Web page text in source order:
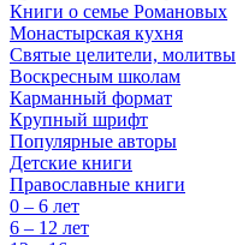
Книги о семье Романовых
Монастырская кухня
Святые целители, молитвы
Воскресным школам
Карманный формат
Крупный шрифт
Популярные авторы
Детские книги
Православные книги
0 – 6 лет
6 – 12 лет